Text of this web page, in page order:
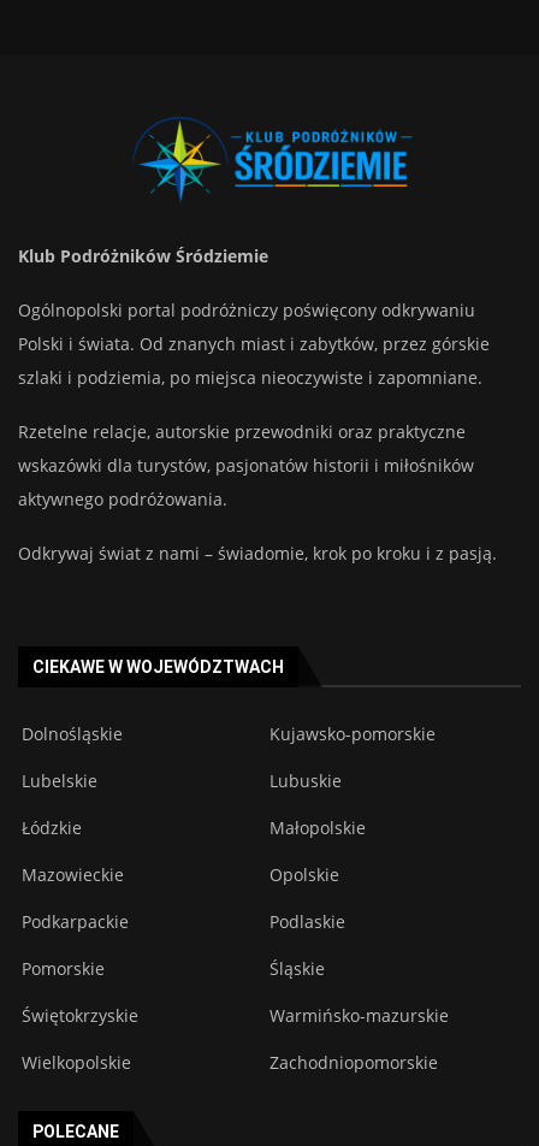
Klub Podróżników Śródziemie
Ogólnopolski portal podróżniczy poświęcony odkrywaniu
Polski i świata. Od znanych miast i zabytków, przez górskie
szlaki i podziemia, po miejsca nieoczywiste i zapomniane.
Rzetelne relacje, autorskie przewodniki oraz praktyczne
wskazówki dla turystów, pasjonatów historii i miłośników
aktywnego podróżowania.
Odkrywaj świat z nami – świadomie, krok po kroku i z pasją.
CIEKAWE W WOJEWÓDZTWACH
Dolnośląskie Kujawsko-pomorskie
Lubelskie Lubuskie
Łódzkie Małopolskie
Mazowieckie Opolskie
Podkarpackie Podlaskie
Pomorskie Śląskie
Świętokrzyskie Warmińsko-mazurskie
Wielkopolskie Zachodniopomorskie
POLECANE